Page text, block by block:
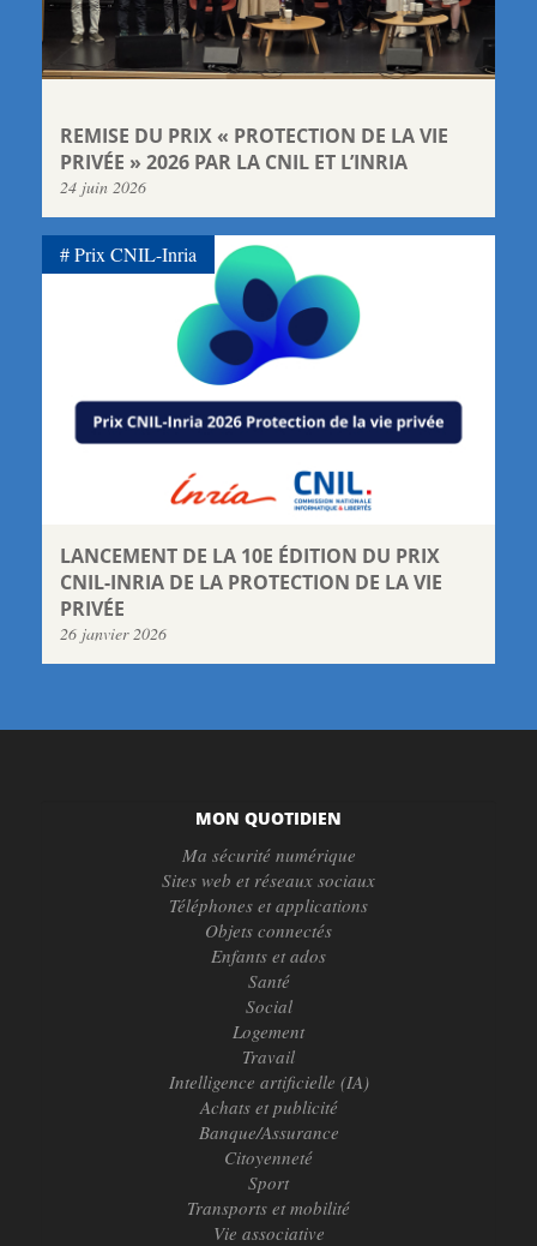
REMISE DU PRIX « PROTECTION DE LA VIE
PRIVÉE » 2026 PAR LA CNIL ET L’INRIA
24 juin 2026
LANCEMENT DE LA 10E ÉDITION DU PRIX
CNIL-INRIA DE LA PROTECTION DE LA VIE
PRIVÉE
26 janvier 2026
Prix CNIL-Inria
MON QUOTIDIEN
Ma sécurité numérique
Sites web et réseaux sociaux
Téléphones et applications
Objets connectés
Enfants et ados
Santé
Social
Logement
Travail
Intelligence artificielle (IA)
Achats et publicité
Banque/Assurance
Citoyenneté
Sport
Transports et mobilité
Vie associative